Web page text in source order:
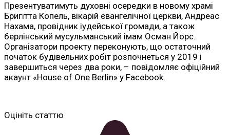
Презентуватимуть духовні осередки в новому храмі
Бригітта Копель, вікарій євангелічної церкви, Андреас
Нахама, провідник іудейської громади, а також
берлінський мусульманський імам Осман Йорс.
Організатори проекту переконують, що остаточний
початок будівельних робіт розпочнеться у 2019 і
завершиться через два роки, – повідомляє офіційний
акаунт «House of One Berlin» у Facebook.
Оцініть статтю